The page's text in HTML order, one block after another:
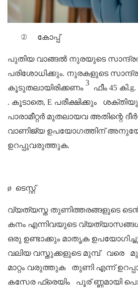
② കോപ്പ്
പുതിയ വാങ്ങൽ നുരയുടെ
പരിശോധിക്കും. നുരകളുടെ
കൂടുതലായിരിക്കണം
3
ഫീം 45 കി.g.
. കൂടാതെ, E പരീക്ഷിക്കും ശക്തിയും
പാരാമീറ്റർ മുതലായവ അതിന്റെ
വാണിജ്യ ഉപയോഗത്തിന്
ഉറപ്പുവരുത്തുക.
ø ടെസ്റ്റ്
വ്യത്യസ്ത തുണിത്തരങ്ങളുടെ
കനം എന്നിവയുടെ
ഒരു ഉണ്ടാക്കും മാതൃക
വലിയ വസ്തുക്കളുടെ മുമ്പ് വരെ
മാറ്റം വരുത്തുക
തുണി എന്ന്
കസേര ഫ്രെയിം
പൂര് ണ്ണമായി